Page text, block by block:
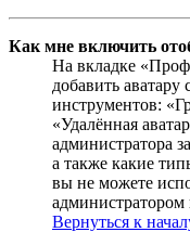
Как мне включить
На вкладке
добавить
инструментов:
«Удалённая
администратора
а также какие
вы не можете
Вернуться к